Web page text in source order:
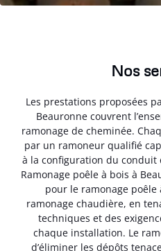
Nos
Les prestations proposées
Beauronne couvrent
ramonage de cheminée.
par un ramoneur qualifié
à la configuration du conduit
Ramonage poêle à bois à
pour le ramonage
ramonage chaudière, en
techniques et des
chaque installation. Le
d’éliminer les dépôts